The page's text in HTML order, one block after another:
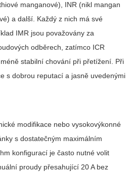
manganové), INR (nikl mangan
a další. Každý z nich má své
IMR jsou považovány za
odběrech, zatímco ICR
stabilní chování při přetížení. Při
s dobrou reputací a jasně uvedenými
modifikace nebo vysokovýkonné
s dostatečným maximálním
konfigurací je často nutné volit
proudy přesahující 20 A bez